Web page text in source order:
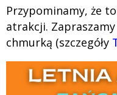
Przypominamy, że
atrakcji.
chmurką (szczegóły